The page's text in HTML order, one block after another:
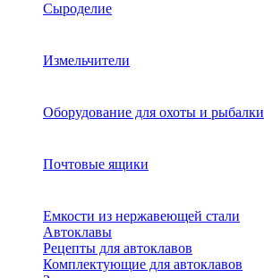
Сыроделие
Измельчители
Оборудование для охоты и рыбалки
Почтовые ящики
Емкости из нержавеющей стали
Автоклавы
Рецепты для автоклавов
Комплектующие для автоклавов